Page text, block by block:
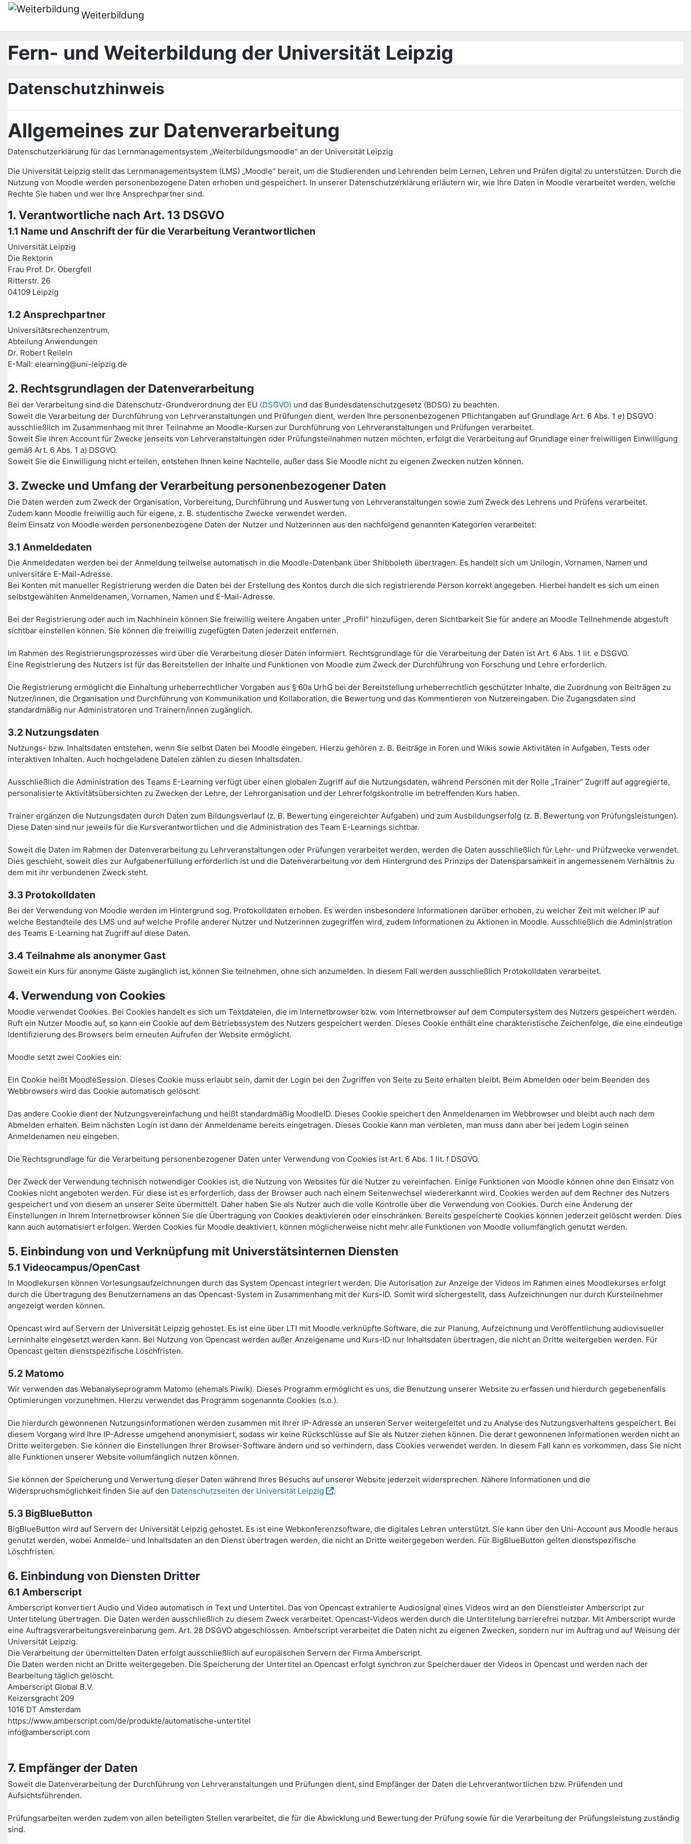
메인 콘텐츠로 건너뛰기
Weiterbildung
Fern- und Weiterbildung der Universität Leipzig
Datenschutzhinweis
Allgemeines zur Datenverarbeitung
Datenschutzerklärung für das Lernmanagementsystem „Weiterbildungsmoodle“ an der Universität Leipzig
Die Universität Leipzig stellt das Lernmanagementsystem (LMS) „Moodle“ bereit, um die Studierenden und Lehrenden beim Lernen, Lehren und Prüfen digital zu unterstützen. Durch die
Nutzung von Moodle werden personenbezogene Daten erhoben und gespeichert. In unserer Datenschutzerklärung erläutern wir, wie Ihre Daten in Moodle verarbeitet werden, welche
Rechte Sie haben und wer Ihre Ansprechpartner sind.
1. Verantwortliche nach Art. 13 DSGVO
1.1 Name und Anschrift der für die Verarbeitung Verantwortlichen
Universität Leipzig
Die Rektorin
Frau Prof. Dr. Obergfell
Ritterstr. 26
04109 Leipzig
1.2 Ansprechpartner
Universitätsrechenzentrum,
Abteilung Anwendungen
Dr. Robert Reilein
E-Mail: elearning@uni-leipzig.de
2. Rechtsgrundlagen der Datenverarbeitung
Bei der Verarbeitung sind die Datenschutz-Grundverordnung der EU (DSGVO) und das Bundesdatenschutzgesetz (BDSG) zu beachten.
Soweit die Verarbeitung der Durchführung von Lehrveranstaltungen und Prüfungen dient, werden Ihre personenbezogenen Pflichtangaben auf Grundlage Art. 6 Abs. 1 e) DSGVO
ausschließlich im Zusammenhang mit Ihrer Teilnahme an Moodle-Kursen zur Durchführung von Lehrveranstaltungen und Prüfungen verarbeitet.
Soweit Sie Ihren Account für Zwecke jenseits von Lehrveranstaltungen oder Prüfungsteilnahmen nutzen möchten, erfolgt die Verarbeitung auf Grundlage einer freiwilligen Einwilligung
gemäß Art. 6 Abs. 1 a) DSGVO.
Soweit Sie die Einwilligung nicht erteilen, entstehen Ihnen keine Nachteile, außer dass Sie Moodle nicht zu eigenen Zwecken nutzen können.
3. Zwecke und Umfang der Verarbeitung personenbezogener Daten
Die Daten werden zum Zweck der Organisation, Vorbereitung, Durchführung und Auswertung von Lehrveranstaltungen sowie zum Zweck des Lehrens und Prüfens verarbeitet.
Zudem kann Moodle freiwillig auch für eigene, z. B. studentische Zwecke verwendet werden.
Beim Einsatz von Moodle werden personenbezogene Daten der Nutzer und Nutzerinnen aus den nachfolgend genannten Kategorien verarbeitet:
3.1 Anmeldedaten
Die Anmeldedaten werden bei der Anmeldung teilweise automatisch in die Moodle-Datenbank über Shibboleth übertragen. Es handelt sich um Unilogin, Vornamen, Namen und
universitäre E-Mail-Adresse.
Bei Konten mit manueller Registrierung werden die Daten bei der Erstellung des Kontos durch die sich registrierende Person korrekt angegeben. Hierbei handelt es sich um einen
selbstgewählten Anmeldenamen, Vornamen, Namen und E-Mail-Adresse.
Bei der Registrierung oder auch im Nachhinein können Sie freiwillig weitere Angaben unter „Profil“ hinzufügen, deren Sichtbarkeit Sie für andere an Moodle Teilnehmende abgestuft
sichtbar einstellen können. Sie können die freiwillig zugefügten Daten jederzeit entfernen.
Im Rahmen des Registrierungsprozesses wird über die Verarbeitung dieser Daten informiert. Rechtsgrundlage für die Verarbeitung der Daten ist Art. 6 Abs. 1 lit. e DSGVO.
Eine Registrierung des Nutzers ist für das Bereitstellen der Inhalte und Funktionen von Moodle zum Zweck der Durchführung von Forschung und Lehre erforderlich.
Die Registrierung ermöglicht die Einhaltung urheberrechtlicher Vorgaben aus § 60a UrhG bei der Bereitstellung urheberrechtlich geschützter Inhalte, die Zuordnung von Beiträgen zu
Nutzer/innen, die Organisation und Durchführung von Kommunikation und Kollaboration, die Bewertung und das Kommentieren von Nutzereingaben. Die Zugangsdaten sind
standardmäßig nur Administratoren und Trainern/innen zugänglich.
3.2 Nutzungsdaten
Nutzungs- bzw. Inhaltsdaten entstehen, wenn Sie selbst Daten bei Moodle eingeben. Hierzu gehören z. B. Beiträge in Foren und Wikis sowie Aktivitäten in Aufgaben, Tests oder
interaktiven Inhalten. Auch hochgeladene Dateien zählen zu diesen Inhaltsdaten.
Ausschließlich die Administration des Teams E-Learning verfügt über einen globalen Zugriff auf die Nutzungsdaten, während Personen mit der Rolle „Trainer“ Zugriff auf aggregierte,
personalisierte Aktivitätsübersichten zu Zwecken der Lehre, der Lehrorganisation und der Lehrerfolgskontrolle im betreffenden Kurs haben.
Trainer ergänzen die Nutzungsdaten durch Daten zum Bildungsverlauf (z. B. Bewertung eingereichter Aufgaben) und zum Ausbildungserfolg (z. B. Bewertung von Prüfungsleistungen).
Diese Daten sind nur jeweils für die Kursverantwortlichen und die Administration des Team E-Learnings sichtbar.
Soweit die Daten im Rahmen der Datenverarbeitung zu Lehrveranstaltungen oder Prüfungen verarbeitet werden, werden die Daten ausschließlich für Lehr- und Prüfzwecke verwendet.
Dies geschieht, soweit dies zur Aufgabenerfüllung erforderlich ist und die Datenverarbeitung vor dem Hintergrund des Prinzips der Datensparsamkeit in angemessenem Verhältnis zu
dem mit ihr verbundenen Zweck steht.
3.3 Protokolldaten
Bei der Verwendung von Moodle werden im Hintergrund sog. Protokolldaten erhoben. Es werden insbesondere Informationen darüber erhoben, zu welcher Zeit mit welcher IP auf
welche Bestandteile des LMS und auf welche Profile anderer Nutzer und Nutzerinnen zugegriffen wird, zudem Informationen zu Aktionen in Moodle. Ausschließlich die Administration
des Teams E-Learning hat Zugriff auf diese Daten.
3.4 Teilnahme als anonymer Gast
Soweit ein Kurs für anonyme Gäste zugänglich ist, können Sie teilnehmen, ohne sich anzumelden. In diesem Fall werden ausschließlich Protokolldaten verarbeitet.
4. Verwendung von Cookies
Moodle verwendet Cookies. Bei Cookies handelt es sich um Textdateien, die im Internetbrowser bzw. vom Internetbrowser auf dem Computersystem des Nutzers gespeichert werden.
Ruft ein Nutzer Moodle auf, so kann ein Cookie auf dem Betriebssystem des Nutzers gespeichert werden. Dieses Cookie enthält eine charakteristische Zeichenfolge, die eine eindeutige
Identifizierung des Browsers beim erneuten Aufrufen der Website ermöglicht.
Moodle setzt zwei Cookies ein:
Ein Cookie heißt MoodleSession. Dieses Cookie muss erlaubt sein, damit der Login bei den Zugriffen von Seite zu Seite erhalten bleibt. Beim Abmelden oder beim Beenden des
Webbrowsers wird das Cookie automatisch gelöscht.
Das andere Cookie dient der Nutzungsvereinfachung und heißt standardmäßig MoodleID. Dieses Cookie speichert den Anmeldenamen im Webbrowser und bleibt auch nach dem
Abmelden erhalten. Beim nächsten Login ist dann der Anmeldename bereits eingetragen. Dieses Cookie kann man verbieten, man muss dann aber bei jedem Login seinen
Anmeldenamen neu eingeben.
Die Rechtsgrundlage für die Verarbeitung personenbezogener Daten unter Verwendung von Cookies ist Art. 6 Abs. 1 lit. f DSGVO.
Der Zweck der Verwendung technisch notwendiger Cookies ist, die Nutzung von Websites für die Nutzer zu vereinfachen. Einige Funktionen von Moodle können ohne den Einsatz von
Cookies nicht angeboten werden. Für diese ist es erforderlich, dass der Browser auch nach einem Seitenwechsel wiedererkannt wird. Cookies werden auf dem Rechner des Nutzers
gespeichert und von diesem an unserer Seite übermittelt. Daher haben Sie als Nutzer auch die volle Kontrolle über die Verwendung von Cookies. Durch eine Änderung der
Einstellungen in Ihrem Internetbrowser können Sie die Übertragung von Cookies deaktivieren oder einschränken. Bereits gespeicherte Cookies können jederzeit gelöscht werden. Dies
kann auch automatisiert erfolgen. Werden Cookies für Moodle deaktiviert, können möglicherweise nicht mehr alle Funktionen von Moodle vollumfänglich genutzt werden.
5. Einbindung von und Verknüpfung mit Universtätsinternen Diensten
5.1 Videocampus/OpenCast
In Moodlekursen können Vorlesungsaufzeichnungen durch das System Opencast integriert werden. Die Autorisation zur Anzeige der Videos im Rahmen eines Moodlekurses erfolgt
durch die Übertragung des Benutzernamens an das Opencast-System in Zusammenhang mit der Kurs-ID. Somit wird sichergestellt, dass Aufzeichnungen nur durch Kursteilnehmer
angezeigt werden können.
Opencast wird auf Servern der Universität Leipzig gehostet. Es ist eine über LTI mit Moodle verknüpfte Software, die zur Planung, Aufzeichnung und Veröffentlichung audiovisueller
Lerninhalte eingesetzt werden kann. Bei Nutzung von Opencast werden außer Anzeigename und Kurs-ID nur Inhaltsdaten übertragen, die nicht an Dritte weitergeben werden. Für
Opencast gelten dienstspezifische Löschfristen.
5.2 Matomo
Wir verwenden das Webanalyseprogramm Matomo (ehemals Piwik). Dieses Programm ermöglicht es uns, die Benutzung unserer Website zu erfassen und hierdurch gegebenenfalls
Optimierungen vorzunehmen. Hierzu verwendet das Programm sogenannte Cookies (s.o.).
Die hierdurch gewonnenen Nutzungsinformationen werden zusammen mit Ihrer IP-Adresse an unseren Server weitergeleitet und zu Analyse des Nutzungsverhaltens gespeichert. Bei
diesem Vorgang wird Ihre IP-Adresse umgehend anonymisiert, sodass wir keine Rückschlüsse auf Sie als Nutzer ziehen können. Die derart gewonnenen Informationen werden nicht an
Dritte weitergeben. Sie können die Einstellungen Ihrer Browser-Software ändern und so verhindern, dass Cookies verwendet werden. In diesem Fall kann es vorkommen, dass Sie nicht
alle Funktionen unserer Website vollumfänglich nutzen können.
Sie können der Speicherung und Verwertung dieser Daten während Ihres Besuchs auf unserer Website jederzeit widersprechen. Nähere Informationen und die
Widerspruchsmöglichkeit finden Sie auf den Datenschutzseiten der Universität Leipzig .
5.3 BigBlueButton
BigBlueButton wird auf Servern der Universität Leipzig gehostet. Es ist eine Webkonferenzsoftware, die digitales Lehren unterstützt. Sie kann über den Uni-Account aus Moodle heraus
genutzt werden, wobei Anmelde- und Inhaltsdaten an den Dienst übertragen werden, die nicht an Dritte weitergegeben werden. Für BigBlueButton gelten dienstspezifische
Löschfristen.
6. Einbindung von Diensten Dritter
6.1 Amberscript
Amberscript konvertiert Audio und Video automatisch in Text und Untertitel. Das von Opencast extrahierte Audiosignal eines Videos wird an den Dienstleister Amberscript zur
Untertitelung übertragen. Die Daten werden ausschließlich zu diesem Zweck verarbeitet. Opencast-Videos werden durch die Untertitelung barrierefrei nutzbar. Mit Amberscript wurde
eine Auftragsverarbeitungsvereinbarung gem. Art. 28 DSGVO abgeschlossen. Amberscript verarbeitet die Daten nicht zu eigenen Zwecken, sondern nur im Auftrag und auf Weisung der
Universität Leipzig.
Die Verarbeitung der übermittelten Daten erfolgt ausschließlich auf europäischen Servern der Firma Amberscript.
Die Daten werden nicht an Dritte weitergegeben. Die Speicherung der Untertitel an Opencast erfolgt synchron zur Speicherdauer der Videos in Opencast und werden nach der
Bearbeitung täglich gelöscht.
Amberscript Global B.V.
Keizersgracht 209
1016 DT Amsterdam
https://www.amberscript.com/de/produkte/automatische-untertitel
info@amberscript.com
7. Empfänger der Daten
Soweit die Datenverarbeitung der Durchführung von Lehrveranstaltungen und Prüfungen dient, sind Empfänger der Daten die Lehrverantwortlichen bzw. Prüfenden und
Aufsichtsführenden.
Prüfungsarbeiten werden zudem von allen beteiligten Stellen verarbeitet, die für die Abwicklung und Bewertung der Prüfung sowie für die Verarbeitung der Prüfungsleistung zuständig
sind.